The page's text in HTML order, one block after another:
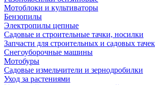
Мотоблоки и культиваторы
Бензопилы
Электропилы цепные
Садовые и строительные тачки, носилки
Запчасти для строительных и садовых тачек
Снегоуборочные машины
Мотобуры
Садовые измельчители и зернодробилки
Уход за растениями